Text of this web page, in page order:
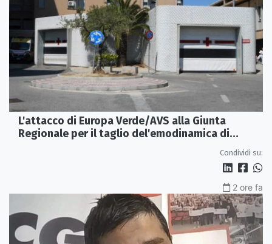
L'attacco di Europa Verde/AVS alla Giunta
Regionale per il taglio del'emodinamica di
Condividi su:
2 ore fa